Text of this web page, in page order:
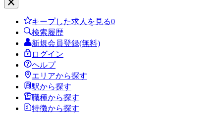
キープした求人を見る0
検索履歴
新規会員登録(無料)
ログイン
ヘルプ
エリアから探す
駅から探す
職種から探す
特徴から探す